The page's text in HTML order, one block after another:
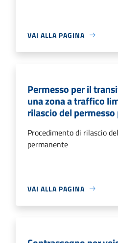
VAI ALLA PAGINA
Permesso per il
una zona a traffico
rilascio del
Procedimento di rilascio
permanente
VAI ALLA PAGINA